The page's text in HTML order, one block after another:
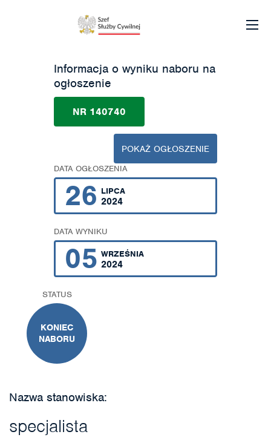
Informacja o wyniku naboru na
ogłoszenie
NR 140740
POKAŻ OGŁOSZENIE
DATA OGŁOSZENIA
26 LIPCA
2024
DATA WYNIKU
05 WRZEŚNIA
2024
STATUS
KONIEC
NABORU
Nazwa stanowiska:
specjalista